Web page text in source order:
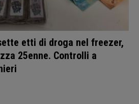
etti di droga nel freezer,
25enne. Controlli a